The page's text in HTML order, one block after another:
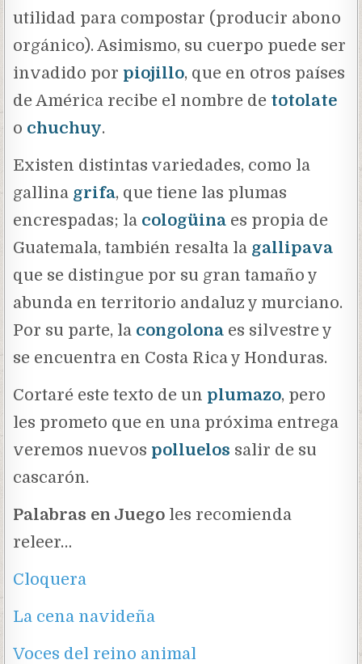
utilidad para compostar (producir abono
orgánico). Asimismo, su cuerpo puede ser
invadido por piojillo, que en otros países
de América recibe el nombre de totolate
o chuchuy.
Existen distintas variedades, como la
gallina grifa, que tiene las plumas
encrespadas; la cologüina es propia de
Guatemala, también resalta la gallipava
que se distingue por su gran tamaño y
abunda en territorio andaluz y murciano.
Por su parte, la congolona es silvestre y
se encuentra en Costa Rica y Honduras.
Cortaré este texto de un plumazo, pero
les prometo que en una próxima entrega
veremos nuevos polluelos salir de su
cascarón.
Palabras en Juego les recomienda
releer…
Cloquera
La cena navideña
Voces del reino animal